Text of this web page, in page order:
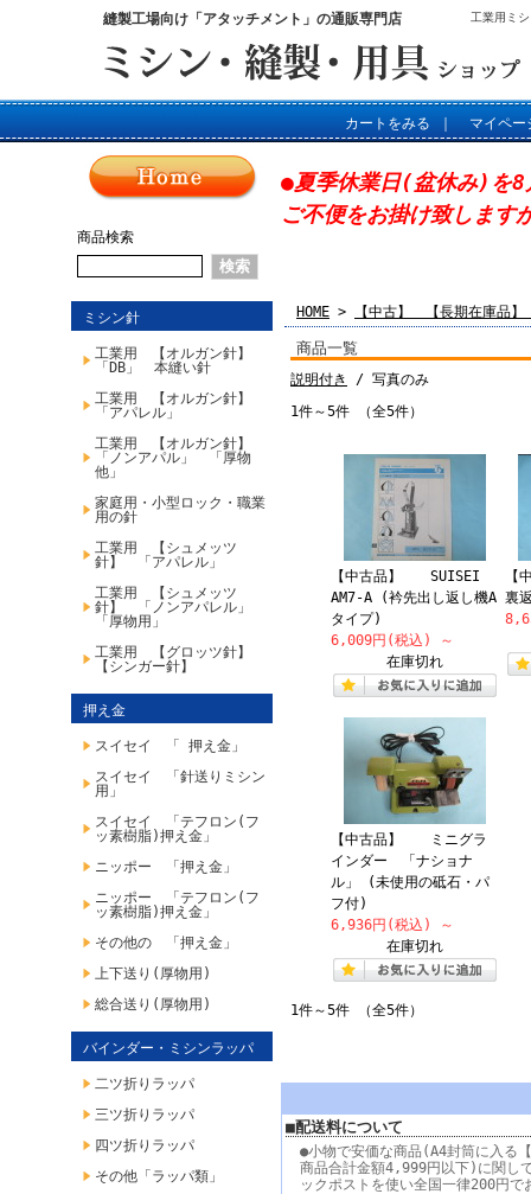
縫製工場向け「アタッチメント」の通販専門店 工業用ミ
カートをみる マイペー
商品検索
ミシン針
工業用 【オルガン針】
「DB」 本縫い針
工業用 【オルガン針】
「アパレル」
工業用 【オルガン針】
「ノンアパル」 「厚物
他」
家庭用・小型ロック・職業
用の針
工業用 【シュメッツ
針】 「アパレル」
工業用 【シュメッツ
針】 「ノンアパレル」
「厚物用」
工業用 【グロッツ針】
【シンガー針】
押え金
スイセイ 「 押え金」
スイセイ 「針送りミシン
用」
スイセイ 「テフロン(フ
ッ素樹脂)押え金」
ニッポー 「押え金」
ニッポー 「テフロン(フ
ッ素樹脂)押え金」
その他の 「押え金」
上下送り(厚物用)
総合送り(厚物用)
バインダー・ミシンラッパ
二ツ折りラッパ
三ツ折りラッパ
四ツ折りラッパ
その他「ラッパ類」
●夏季休業日(盆休み)を
ご不便をお掛け致します
HOME > 【中古】 【長期在庫品
商品一覧
説明付き
/ 写真のみ
1件～5件 （全5件）
【中古品】 SUISEI
AM7-A (衿先出し返し機A
タイプ)
6,009円(税込)
～
在庫切れ
裏
【中古品】 ミニグラ
インダー 「ナショナ
ル」 (未使用の砥石・パ
フ付)
6,936円(税込)
～
在庫切れ
1件～5件 （全5件）
■配送料について
●小物で安価な商品(A4封筒に入る
商品合計金額4,999円以下)に関し
ックポストを使い全国一律200円で